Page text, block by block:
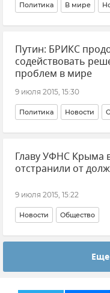
Политика В мире
Путин: БРИКС
содействовать
проблем в мире
9 июля 2015, 15:30
Политика Новости
Главу УФНС Крыма
отстранили от
9 июля 2015, 15:22
Новости Общество